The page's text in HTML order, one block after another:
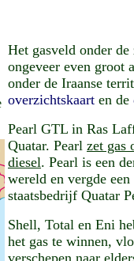
Het gasveld onder
ongeveer even groot
onder de Iraanse
overzichtskaart en de
Pearl GTL in Ras
Quatar. Pearl zet gas
diesel. Pearl is een
wereld en vergde
staatsbedrijf Quatar
Shell, Total en Eni
het gas te winnen,
verschepen naar